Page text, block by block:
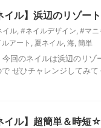
イル】浜辺のリゾー
イル, #ネイルデザイン, #マニ
ルアート , 夏ネイル, 海, 簡単
今回のネイルは浜辺のリゾ
ぜひチャレンジしてみ
イル】超簡単＆時